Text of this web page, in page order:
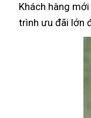
Khách hàng
trình ưu đãi lớn